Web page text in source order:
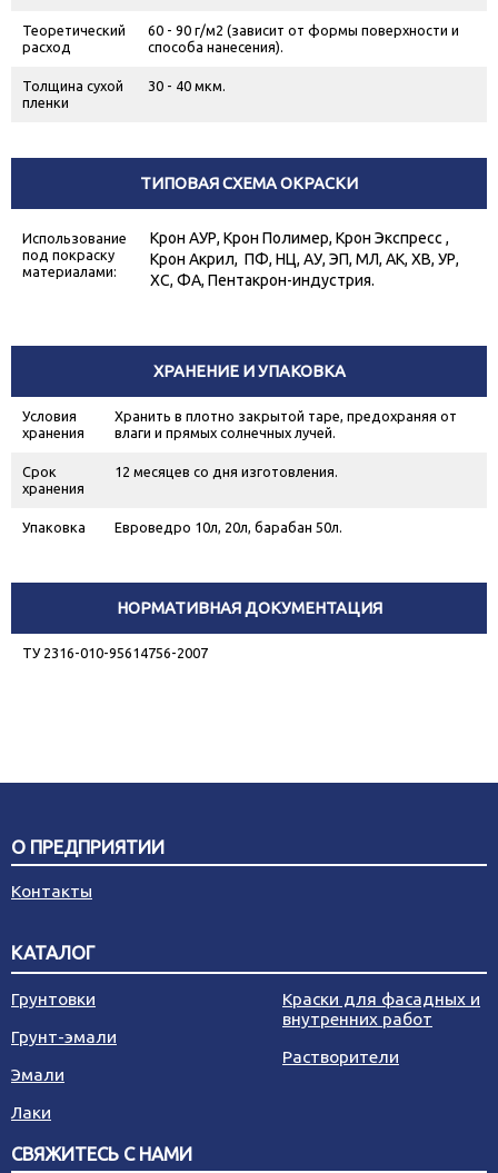
Теоретический
расход
60 - 90 г/м2 (зависит от формы поверхности и
способа нанесения).
Толщина сухой
пленки
30 - 40 мкм.
ТИПОВАЯ СХЕМА ОКРАСКИ
Использование
под покраску
материалами:
Крон АУР, Крон Полимер, Крон Экспресс ,
Крон Акрил, ПФ, НЦ, АУ, ЭП, МЛ, АК, ХВ, УР,
ХС, ФА, Пентакрон-индустрия.
ХРАНЕНИЕ И УПАКОВКА
Условия
хранения
Хранить в плотно закрытой таре, предохраняя от
влаги и прямых солнечных лучей.
Срок
хранения
12 месяцев со дня изготовления.
Упаковка Евроведро 10л, 20л, барабан 50л.
НОРМАТИВНАЯ ДОКУМЕНТАЦИЯ
ТУ 2316-010-95614756-2007
О ПРЕДПРИЯТИИ
Контакты
КАТАЛОГ
Грунтовки
Грунт-эмали
Эмали
Лаки
Краски для фасадных и
внутренних работ
Растворители
СВЯЖИТЕСЬ С НАМИ